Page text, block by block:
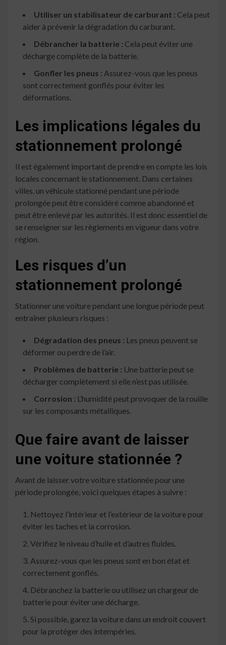
Utiliser un stabilisateur de carburant : Cela peut
aider à prévenir la dégradation du carburant.
Débrancher la batterie : Cela peut éviter une
décharge complète de la batterie.
Gonfler les pneus : Assurez-vous que les pneus
sont correctement gonflés pour éviter les
déformations.
Les implications légales du
stationnement prolongé
Il est également important de prendre en compte les lois
locales concernant le stationnement. Dans certaines
villes, un véhicule stationné pendant une période
prolongée peut être considéré comme abandonné et
peut être enlevé par les autorités. Il est donc essentiel de
se renseigner sur les règlements en vigueur dans votre
région.
Les risques d’un
stationnement prolongé
Stationner une voiture pendant une longue période peut
entraîner plusieurs risques :
Dégradation des pneus : Les pneus peuvent se
déformer ou perdre de l’air.
Problèmes de batterie : Une batterie peut se
décharger complètement si elle n’est pas utilisée.
Corrosion : L’humidité peut provoquer de la rouille
sur les composants métalliques.
Que faire avant de laisser
une voiture stationnée ?
Avant de laisser votre voiture stationnée pour une
période prolongée, voici quelques étapes à suivre :
Nettoyez l’intérieur et l’extérieur de la voiture pour
éviter les taches et la corrosion.
Vérifiez le niveau d’huile et d’autres fluides.
Assurez-vous que les pneus sont en bon état et
correctement gonflés.
Débranchez la batterie ou utilisez un chargeur de
batterie pour éviter une décharge.
Si possible, garez la voiture dans un endroit couvert
pour la protéger des intempéries.